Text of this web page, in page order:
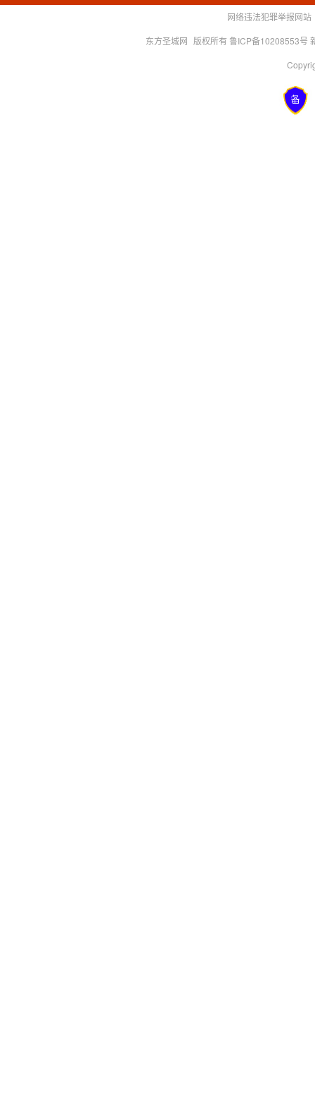
网络违法犯罪举报网站
东方圣城网 版权所有 鲁ICP备10208553号